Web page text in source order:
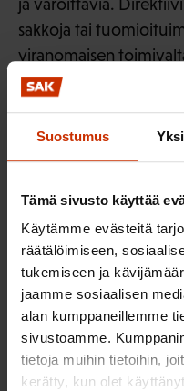
Suostumus
Tämä sivusto käyttää
Käytämme evästeitä
räätälöimiseen,
tukemiseen ja
jaamme sosiaalisen
alan kumppaneillemme
sivustoamme.
tietoja muihin tietoihin,
kerätty, kun olet
sakkoja tai
viranomaisen
annettujen
EU:n tasa-
mukaista hyvitystä.
hallituksen esityksessä
direktiiviin
tarpeeksi selkeästi,
ehdotettu malli
silloin, jos
soveltamatta